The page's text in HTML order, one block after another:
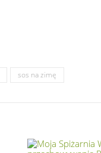
sos na zimę